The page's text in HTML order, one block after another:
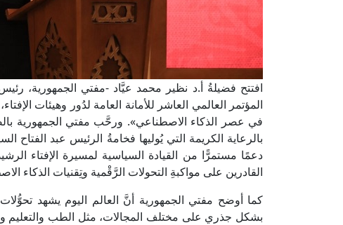
افتتح فضيلةُ أ.د نظير محمد عيَّاد -مفتي الجمهورية، رئيس
المؤتمر العالمي العاشر للأمانة العامة لدُور وهيئات
في عصر الذكاء الاصطناعي». ورحَّب مفتي الجمهورية
بالرعاية الكريمة التي يُوليها فخامةُ الرئيس عبد الفتاح
دعمًا مستمرًّا من القيادة السياسية لمسيرة الإفتاء
القادرين على مواكبةِ التحولات الرَّقْمية وتِقنيات الذكاء
كما أوضح مفتي الجمهورية أنَّ العالم اليوم يشهد
بشكل جذري على مختلف المجالات، مثل الطب والتعليم